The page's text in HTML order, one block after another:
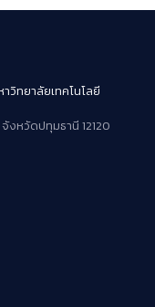
วิทยาลัยเทคโนโลยี
งหวัดปทุมธานี 12120